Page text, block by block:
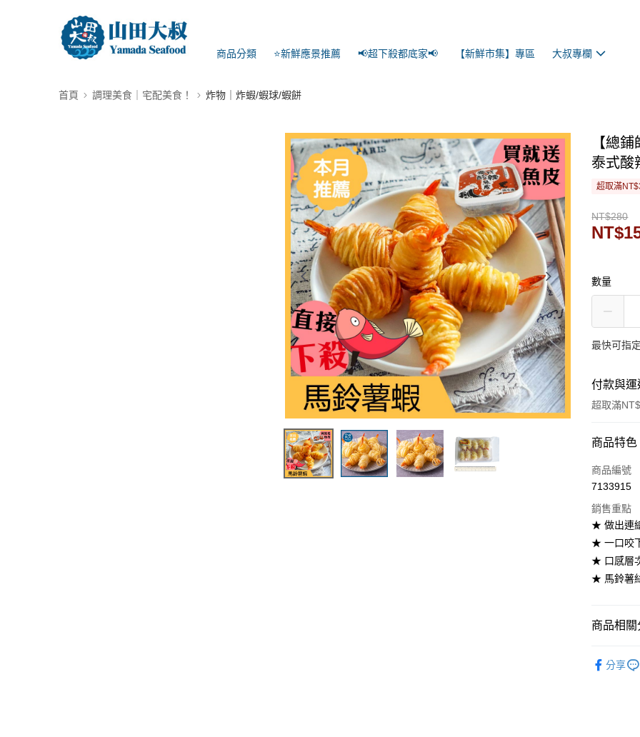
商品分類 ⭐新鮮應景推薦 📢超下殺都底家📢 【新鮮市集】專區 大叔專欄
首頁 調理美食｜宅配美食！ 炸物｜炸蝦/蝦球/蝦餅
【總
泰式酸
超取滿
NT$280
數量
最快可指
付款與運
超取滿
付款方式
信用卡一次
街口支付
悠遊付
ATM付款
運送方式
每筆
商品特色
商品編號
7133915
銷售重點
★ 做出連
★ 一口咬
★ 口感層
★ 馬鈴薯
商品相關
分享